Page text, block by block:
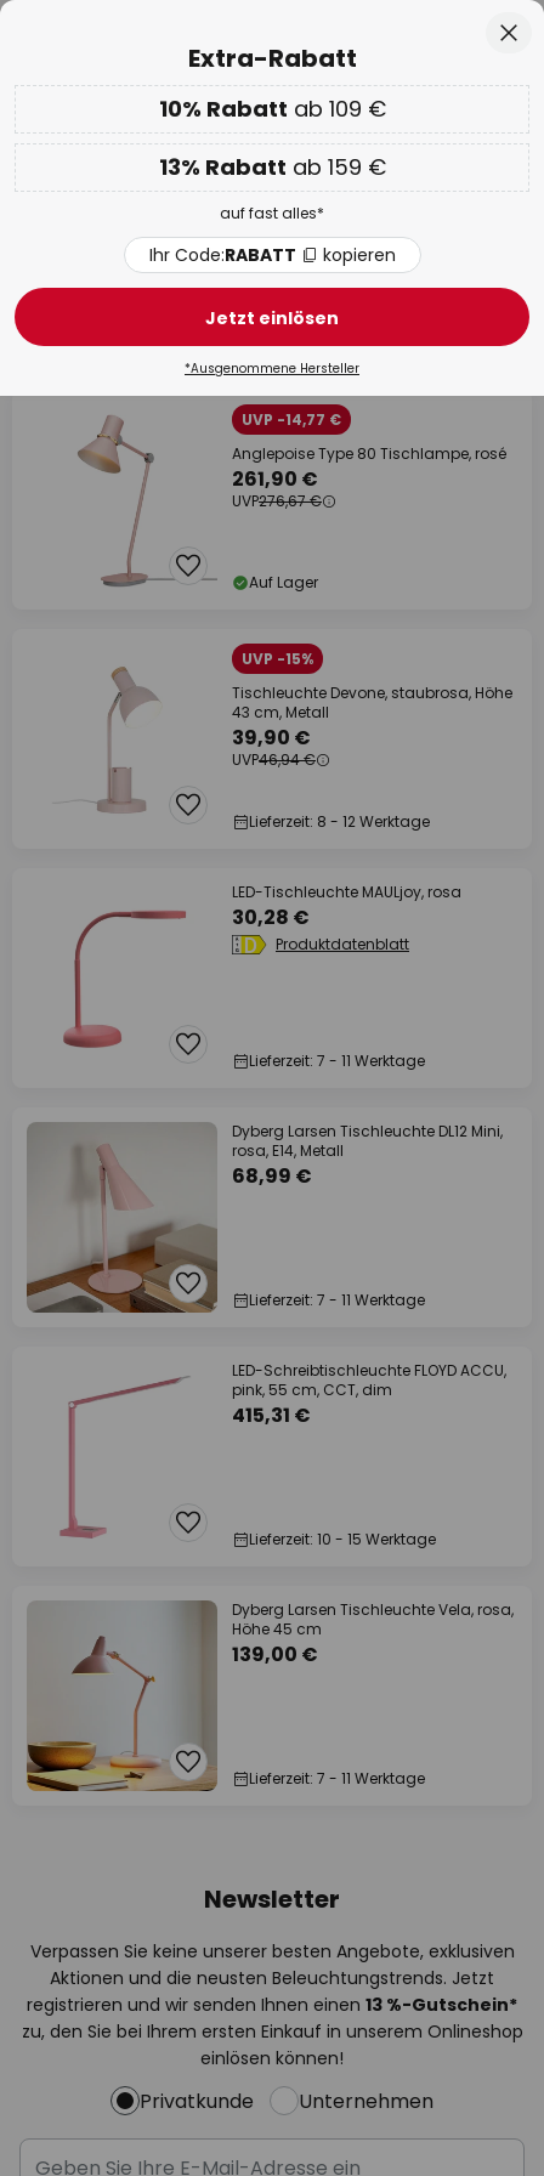
Nur
00D 18H 33M 58S
EXTRA 10% ab 109 € & 13% ab 159 €auf fast alles
Code:RABATT kopieren
WOW Week:Bis zu -70%
Rosane Schreibtischleuchten
6 Artikel Filter1
UVP -14,77 €
Anglepoise Type 80 Tischlampe, rosé
261,90 €
UVP276,67 €
Auf Lager
UVP -15%
Tischleuchte Devone, staubrosa, Höhe
43 cm, Metall
39,90 €
UVP46,94 €
Lieferzeit: 8 - 12 Werktage
LED-Tischleuchte MAULjoy, rosa
30,28 €
Produktdatenblatt
Lieferzeit: 7 - 11 Werktage
Dyberg Larsen Tischleuchte DL12 Mini,
rosa, E14, Metall
68,99 €
Lieferzeit: 7 - 11 Werktage
LED-Schreibtischleuchte FLOYD ACCU,
pink, 55 cm, CCT, dim
415,31 €
Lieferzeit: 10 - 15 Werktage
Dyberg Larsen Tischleuchte Vela, rosa,
Höhe 45 cm
139,00 €
Lieferzeit: 7 - 11 Werktage
Newsletter
Verpassen Sie keine unserer besten Angebote, exklusiven
Aktionen und die neusten Beleuchtungstrends. Jetzt
registrieren und wir senden Ihnen einen 13 %-Gutschein*
zu, den Sie bei Ihrem ersten Einkauf in unserem Onlineshop
einlösen können!
Privatkunde Unternehmen
Extra-Rabatt
10% Rabatt ab 109 €
13% Rabatt ab 159 €
auf fast alles*
Ihr Code:RABATT kopieren
Jetzt einlösen
*Ausgenommene Hersteller